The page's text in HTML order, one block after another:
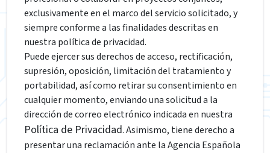
exclusivamente en el marco del servicio solicitado, y
siempre conforme a las finalidades descritas en
nuestra política de privacidad.
Puede ejercer sus derechos de acceso, rectificación,
supresión, oposición, limitación del tratamiento y
portabilidad, así como retirar su consentimiento en
cualquier momento, enviando una solicitud a la
dirección de correo electrónico indicada en nuestra
Política de Privacidad. Asimismo, tiene derecho a
presentar una reclamación ante la Agencia Española